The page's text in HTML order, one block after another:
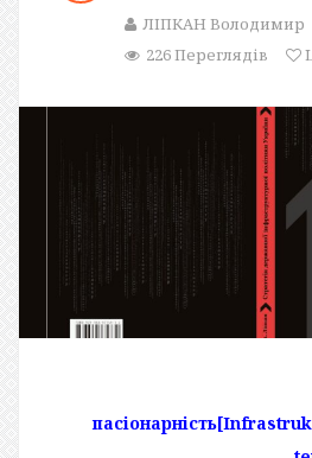
ЛІПКАН Володимир
226 Переглядів
пасіонарність